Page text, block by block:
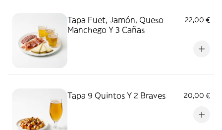
Tapa Fuet, Jamón, Queso
Manchego Y 3 Cañas
22,00 €
Tapa 9 Quintos Y 2 Braves 20,00 €